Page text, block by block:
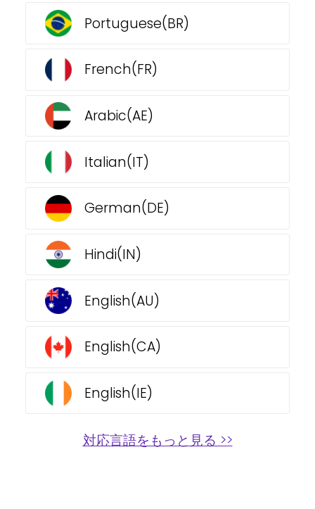
Portuguese(BR)
French(FR)
Arabic(AE)
Italian(IT)
German(DE)
Hindi(IN)
English(AU)
English(CA)
English(IE)
対応言語をもっと見る >>